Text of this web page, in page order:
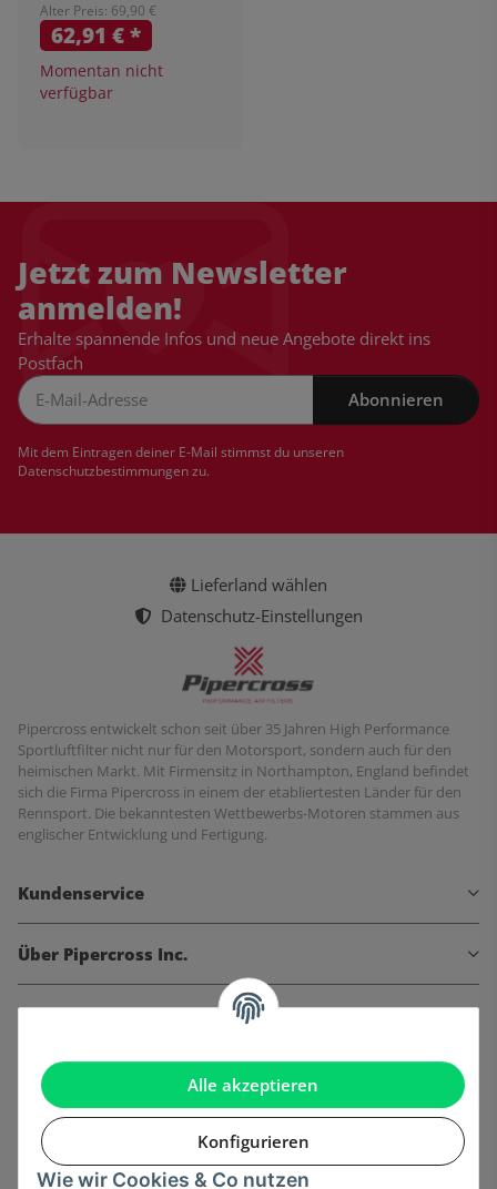
Alle akzeptieren
Konfigurieren
Wie wir Cookies & Co nutzen
Alter Preis: 69,90 €
62,91 €*
Momentan nicht
verfügbar
Jetzt zum Newsletter
anmelden!
Erhalte spannende Infos und neue Angebote direkt ins
Postfach
Abonnieren
Mit dem Eintragen deiner E-Mail stimmst du unseren
Datenschutzbestimmungenzu.
Lieferland wählen
Datenschutz-Einstellungen
Pipercross entwickelt schon seit über 35 Jahren High Performance
Sportluftfilter nicht nur für den Motorsport, sondern auch für den
heimischen Markt. Mit Firmensitz in Northampton, England befindet
sich die Firma Pipercross in einem der etabliertesten Länder für den
Rennsport. Die bekanntesten Wettbewerbs-Motoren stammen aus
englischer Entwicklung und Fertigung.
Kundenservice
Über Pipercross Inc.
Informationen
Gesetzliche Informationen